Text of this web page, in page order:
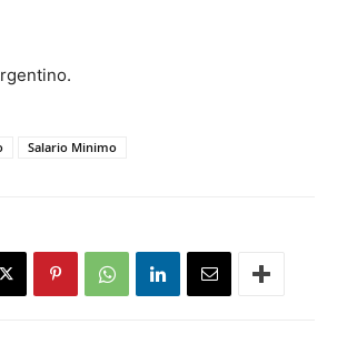
Salario Minimo